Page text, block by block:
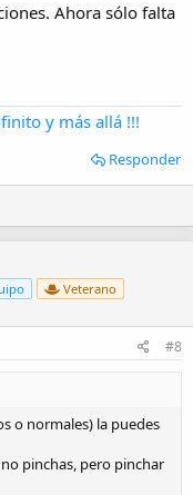
e
Ahora sólo falta
y más allá !!!
Responder
o
n
v
o
Veterano
#8
o normales) la puedes
pinchas, pero pinchar